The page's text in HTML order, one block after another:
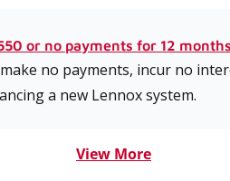
or no payments for 12 months
no payments, incur no
a new Lennox system.
View More